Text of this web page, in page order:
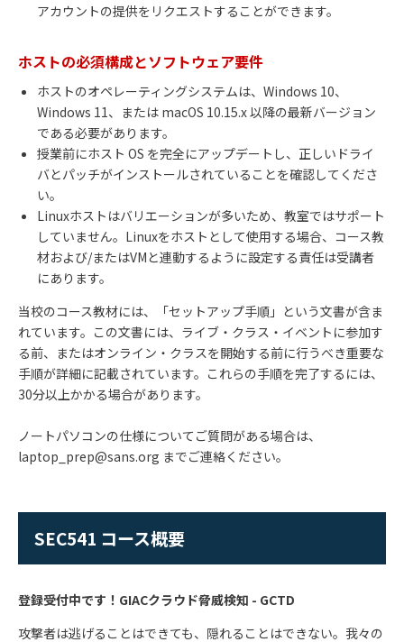
アカウントの提供をリクエストすることができます。
ホストの必須構成とソフトウェア要件
ホストのオペレーティングシステムは、Windows 10、
Windows 11、または macOS 10.15.x 以降の最新バージョン
である必要があります。
授業前にホスト OS を完全にアップデートし、正しいドライ
バとパッチがインストールされていることを確認してくださ
い。
Linuxホストはバリエーションが多いため、教室ではサポート
していません。Linuxをホストとして使用する場合、コース教
材および/またはVMと連動するように設定する責任は受講者
にあります。
当校のコース教材には、「セットアップ手順」という文書が含ま
れています。この文書には、ライブ・クラス・イベントに参加す
る前、またはオンライン・クラスを開始する前に行うべき重要な
手順が詳細に記載されています。これらの手順を完了するには、
30分以上かかる場合があります。
ノートパソコンの仕様についてご質問がある場合は、
laptop_prep@sans.org までご連絡ください。
SEC541 コース概要
登録受付中です！GIACクラウド脅威検知 - GCTD
攻撃者は逃げることはできても、隠れることはできない。我々の